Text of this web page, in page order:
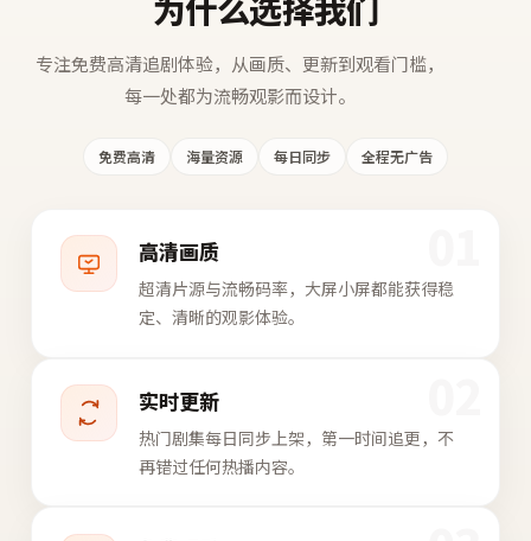
专注免费高清追剧体验，从画质、更新到观看门槛，
每一处都为流畅观影而设计。
免费高清 海量资源 每日同步 全程无广告
高清画质
超清片源与流畅码率，大屏小屏都能获得稳
定、清晰的观影体验。
实时更新
热门剧集每日同步上架，第一时间追更，不
再错过任何热播内容。